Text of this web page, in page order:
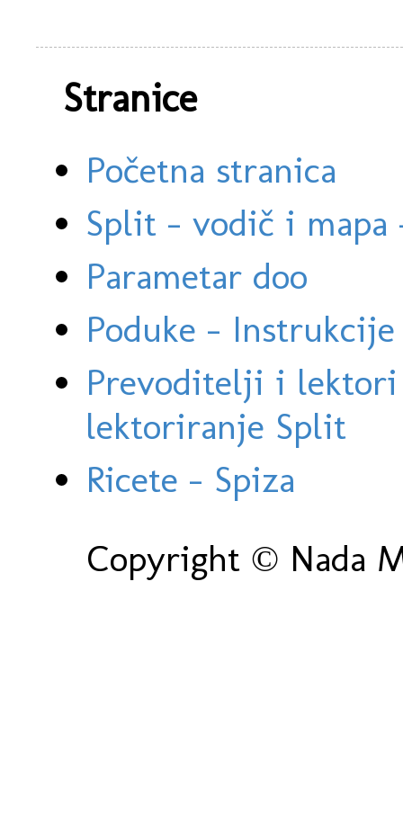
Stranice
Početna stranica
Split - vodič i
Parametar doo
Poduke -
Prevoditelji i
lektoriranje Split
Ricete - Spiza
Copyright © Nada